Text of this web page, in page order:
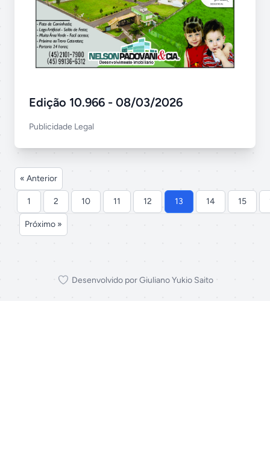
Edição 10.966 - 08/03/2026
Publicidade Legal
« Anterior
1 2 10 11 12 13 14 15
Próximo »
Desenvolvido por Giuliano Yukio Saito